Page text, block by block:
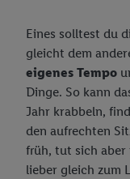
Bioland-Sortiment
Metzgerfrisch
Dulano
Hygiene, Kosmetik,
Kaffee, Tee, Kakao
Milch- und
Milbona
Knabberwaren
Nährmittel,
Eines solltest du
gleicht dem
eigenes Tempo
Dinge. So kann
Jahr krabbeln,
den aufrechten
früh, tut sich aber
lieber gleich zum